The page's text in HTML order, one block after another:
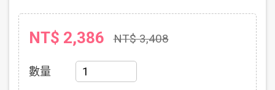
NT$ 2,386 NT$ 3,408
數量